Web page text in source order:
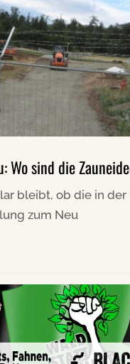
Wo sind die
bleibt, ob die in der
zum Neu